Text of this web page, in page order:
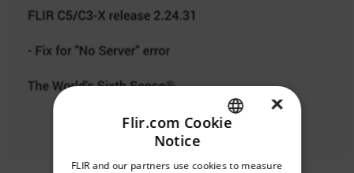
×
Flir.com Cookie
Notice
FLIR and our partners use cookies to measure